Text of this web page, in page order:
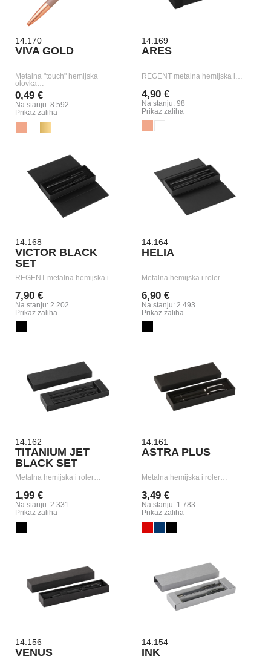
14.170
VIVA GOLD
Metalna "touch" hemijska
olovka…
0,49 €
Na stanju: 8.592
Prikaz zaliha
14.169
ARES
REGENT metalna hemijska i…
4,90 €
Na stanju: 98
Prikaz zaliha
14.168
VICTOR BLACK
SET
REGENT metalna hemijska i…
7,90 €
Na stanju: 2.202
Prikaz zaliha
14.164
HELIA
Metalna hemijska i roler…
6,90 €
Na stanju: 2.493
Prikaz zaliha
14.162
TITANIUM JET
BLACK SET
Metalna hemijska i roler…
1,99 €
Na stanju: 2.331
Prikaz zaliha
14.161
ASTRA PLUS
Metalna hemijska i roler…
3,49 €
Na stanju: 1.783
Prikaz zaliha
14.156
VENUS
14.154
INK